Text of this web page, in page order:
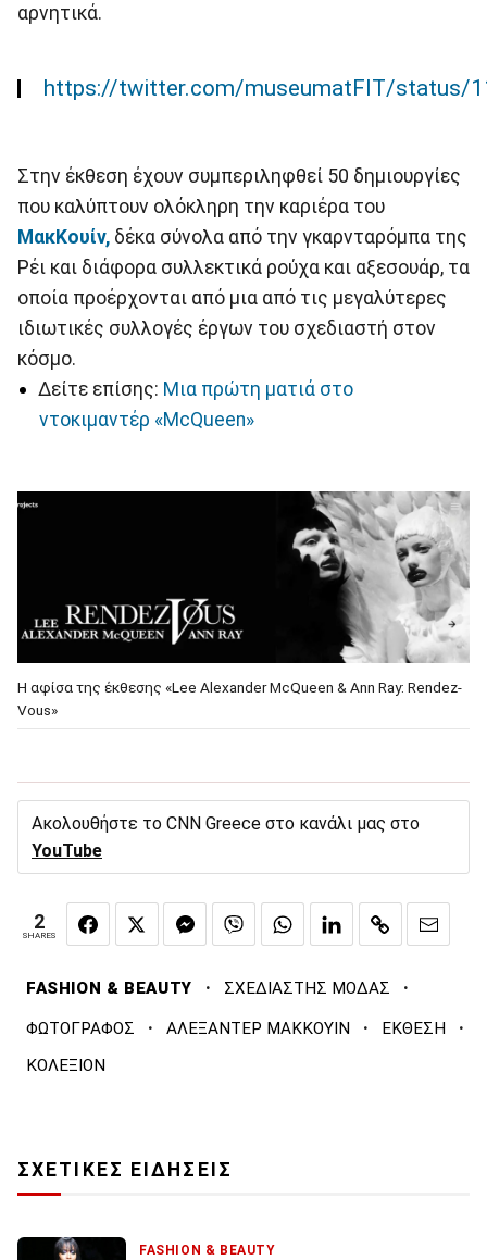
αρνητικά.
https://twitter.com/museumatFIT/status/
Στην έκθεση έχουν συμπεριληφθεί 50 δημιουργίες
που καλύπτουν ολόκληρη την καριέρα του
ΜακΚουίν, δέκα σύνολα από την γκαρνταρόμπα της
Ρέι και διάφορα συλλεκτικά ρούχα και αξεσουάρ, τα
οποία προέρχονται από μια από τις μεγαλύτερες
ιδιωτικές συλλογές έργων του σχεδιαστή στον
κόσμο.
Δείτε επίσης: Μια πρώτη ματιά στο
ντοκιμαντέρ «McQueen»
Η αφίσα της έκθεσης «Lee Alexander McQueen & Ann Ray: Rendez-
Vous»
Ακολουθήστε το CNN Greece στο κανάλι μας στο
YouTube
2
SHARES
FASHION & BEAUTY · ΣΧΕΔΙΑΣΤΗΣ ΜΟΔΑΣ ·
ΦΩΤΟΓΡΑΦΟΣ · ΑΛΕΞΑΝΤΕΡ ΜΑΚΚΟΥΙΝ · ΕΚΘΕΣΗ ·
ΚΟΛΕΞΙΟΝ
ΣΧΕΤΙΚΕΣ ΕΙΔΗΣΕΙΣ
FASHION & BEAUTY